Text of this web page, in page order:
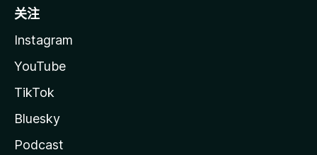
关注
Instagram
YouTube
TikTok
Bluesky
Podcast